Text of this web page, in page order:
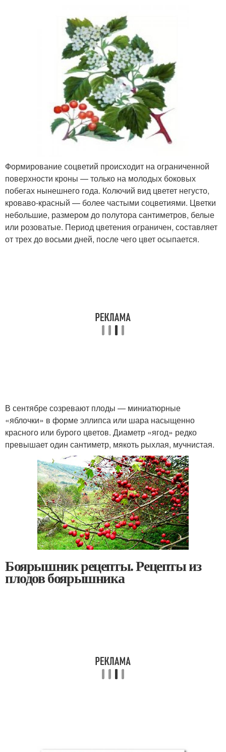
Формирование соцветий происходит на ограниченной
поверхности кроны — только на молодых боковых
побегах нынешнего года. Колючий вид цветет негусто,
кроваво-красный — более частыми соцветиями. Цветки
небольшие, размером до полутора сантиметров, белые
или розоватые. Период цветения ограничен, составляет
от трех до восьми дней, после чего цвет осыпается.
В сентябре созревают плоды — миниатюрные
«яблочки» в форме эллипса или шара насыщенно
красного или бурого цветов. Диаметр «ягод» редко
превышает один сантиметр, мякоть рыхлая, мучнистая.
Боярышник рецепты. Рецепты из
плодов боярышника